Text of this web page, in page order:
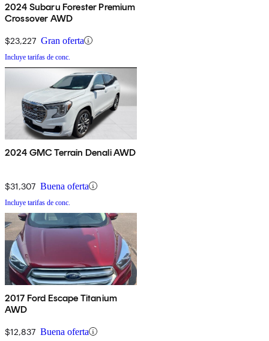
2024 Subaru Forester Premium
Crossover AWD
$23,227 Gran oferta
Incluye tarifas de conc.
2024 GMC Terrain Denali AWD
$31,307 Buena oferta
Incluye tarifas de conc.
2017 Ford Escape Titanium
AWD
$12,837 Buena oferta